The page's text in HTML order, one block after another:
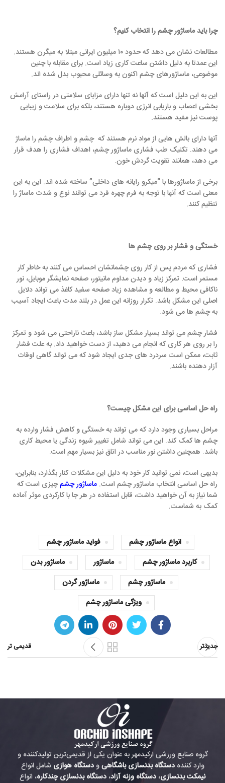
چرا باید ماساژور چشم را انتخاب کنیم؟
مطالعات نشان می دهد که حدود ۱۰ میلیون ایرانی مبتلا به میگرن هستند.
این عمدتا به دلیل داشتن ساعت کاری زیاد است. برای مقابله با چنین
موضوعی، ماساژورهای چشم اکنون به وسائلی محبوب بدل شده اند.
این به این دلیل است که آنها نه تنها دارای مزایای سلامتی در راستای آرامش
بخشی اعصاب و بازیابی انرژی دوباره هستند، بلکه برای سلامت و زیبایی
پوست نیز مفید هستند.
آنها دارای بالش هایی از مواد نرم هستند که چشم و اطراف چشم را ماساژ
می دهند. تکنیک طب فشاری ماساژور چشم، اهداف فشاری را هدف قرار
می دهد، همانند تقویت گردش خون.
برخی از ماساژورها با “میکرو رایانه های داخلی” ساخته شده اند. این به این
معنی است که آنها با توجه به فرم چهره فرد می توانند نوع و شدت ماساژ را
تنظیم کنند.
خستگی و فشار بر روی چشم ها
فشاری که مردم پس از کار روی چشمانشان احساس می کنند به خاطر کار
مستمر است. تمرکز زیاد و دیدن مداوم مانیتور، صفحه نمایشگر موبایل، نور
ناکافی محیط و مطالعه و مشاهده زیاد صفحه سفید کاغذ می تواند دلایل
اصلی این مشکل باشد. تکرار روزانه این عمل در بلند مدت باعث ایجاد آسیب
به چشم ها می شود.
فشار چشم می تواند بسیار مشکل ساز باشد، باعث ناراحتی می شود و تمرکز
را بر روی هر کاری که انجام می دهید، از دست خواهید داد. به علت فشار
ثابت، ممکن است سردرد های جدی ایجاد شود که می تواند گاهی اوقات
آزار دهنده باشند.
راه حل اساسی برای این مشکل چیست؟
مراحل بسیاری وجود دارد که می تواند به خستگی و کاهش فشار وارده به
چشم ها کمک کند. این می تواند شامل تغییر شیوه زندگی یا محیط کاری
باشد. همچنین داشتن نور مناسب در اتاق نیز بسیار مهم است.
بدیهی است، نمی توانید کار خود به دلیل این مشکلات کنار بگذارد، بنابراین،
راه حل اساسی انتخاب ماساژور چشم است. ماساژور چشمچیزی است که
شما نیاز به آن خواهید داشت، قابل استفاده در هر جا با کارکردی موثر آماده
کمک به شماست.
انواع ماساژور چشم
فواید ماساژور چشم
کاربرد ماساژور چشم
ماساژور
ماساژور بدن
ماساژور چشم
ماساژور گردن
ویژگی ماساژور چشم
جدیدتر قدیمی تر
گروه صنایع ورزشی ارکیدمهر به عنوان یکی از قدیمی‌ترین تولیدکننده و
وارد کنندهدستگاه بدنسازی باشگاهیودستگاه هوازی شامل انواع
نیمکت بدنسازی، دستگاه وزنه آزاد، دستگاه بدنسازی چندکاره، انواع